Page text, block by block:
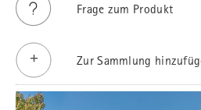
Frage zum Produkt
Zur Sammlung